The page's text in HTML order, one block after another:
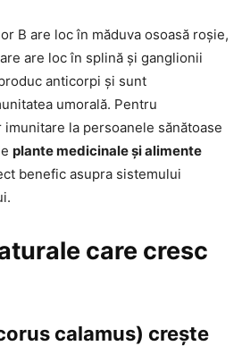
B are loc în măduva osoasă roșie,
are loc în splină și ganglionii
anticorpi și sunt
umorală. Pentru
la persoanele sănătoase
plante medicinale și alimente
benefic asupra sistemului
care cresc
calamus) crește